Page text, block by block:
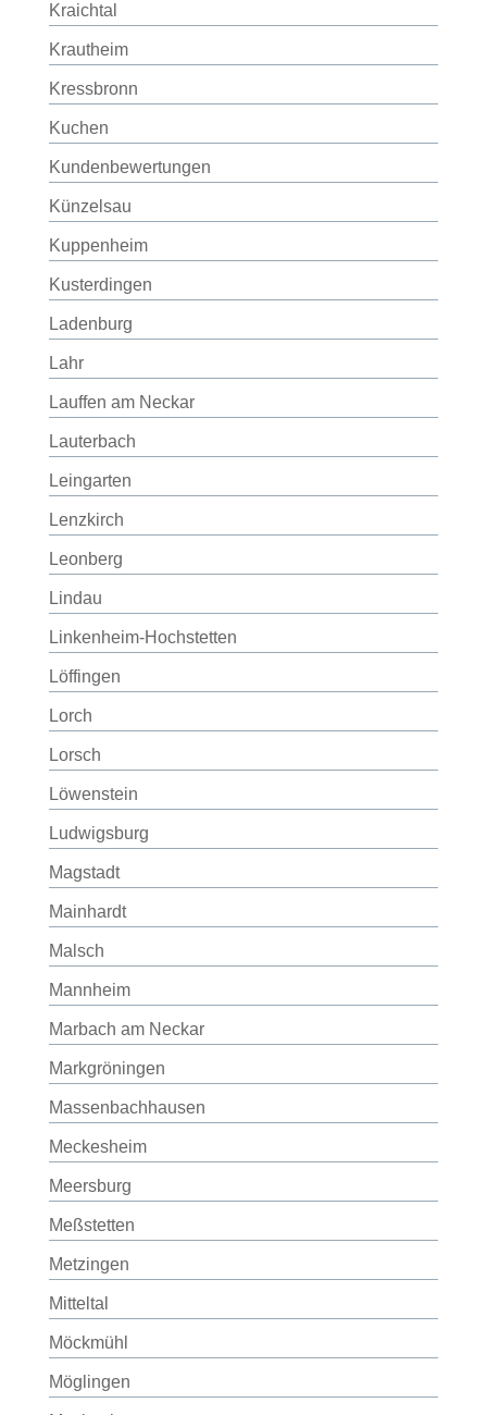
Kraichtal
Krautheim
Kressbronn
Kuchen
Kundenbewertungen
Künzelsau
Kuppenheim
Kusterdingen
Ladenburg
Lahr
Lauffen am Neckar
Lauterbach
Leingarten
Lenzkirch
Leonberg
Lindau
Linkenheim-Hochstetten
Löffingen
Lorch
Lorsch
Löwenstein
Ludwigsburg
Magstadt
Mainhardt
Malsch
Mannheim
Marbach am Neckar
Markgröningen
Massenbachhausen
Meckesheim
Meersburg
Meßstetten
Metzingen
Mitteltal
Möckmühl
Möglingen